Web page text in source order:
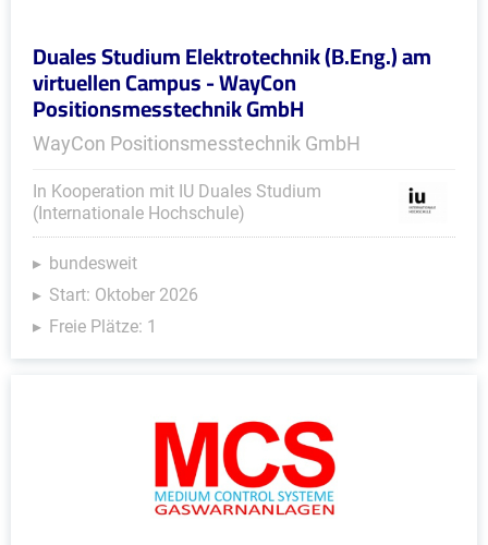
Duales Studium Elektrotechnik (B.Eng.) am
virtuellen Campus - WayCon
Positionsmesstechnik GmbH
WayCon Positionsmesstechnik GmbH
In Kooperation mit IU Duales Studium
(Internationale Hochschule)
bundesweit
Start: Oktober 2026
Freie Plätze: 1